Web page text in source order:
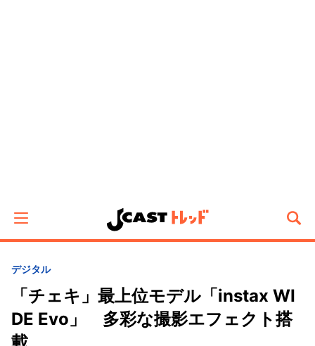
デジタル
「チェキ」最上位モデル「instax WI
DE Evo」 多彩な撮影エフェクト搭